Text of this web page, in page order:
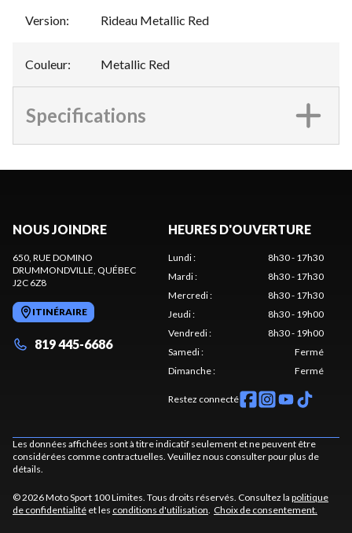
Version: Rideau Metallic Red
Couleur: Metallic Red
Specifications
NOUS JOINDRE
650, RUE DOMINO
DRUMMONDVILLE , QUÉBEC
J2C 6Z8
ITINÉRAIRE
819 445-6686
HEURES D'OUVERTURE
Lundi:
8h30 - 17h30
Mardi:
8h30 - 17h30
Mercredi:
8h30 - 17h30
Jeudi:
8h30 - 19h00
Vendredi:
8h30 - 19h00
Samedi:
Fermé
Dimanche: Fermé
Restez connecté
Les données affichées sont à titre indicatif seulement et ne peuvent être
considérées comme contractuelles. Veuillez nous consulter pour plus de
détails.
© 2026 Moto Sport 100 Limites. Tous droits réservés. Consultez la politique
de confidentialité et les conditions d'utilisation Choix de consentement.